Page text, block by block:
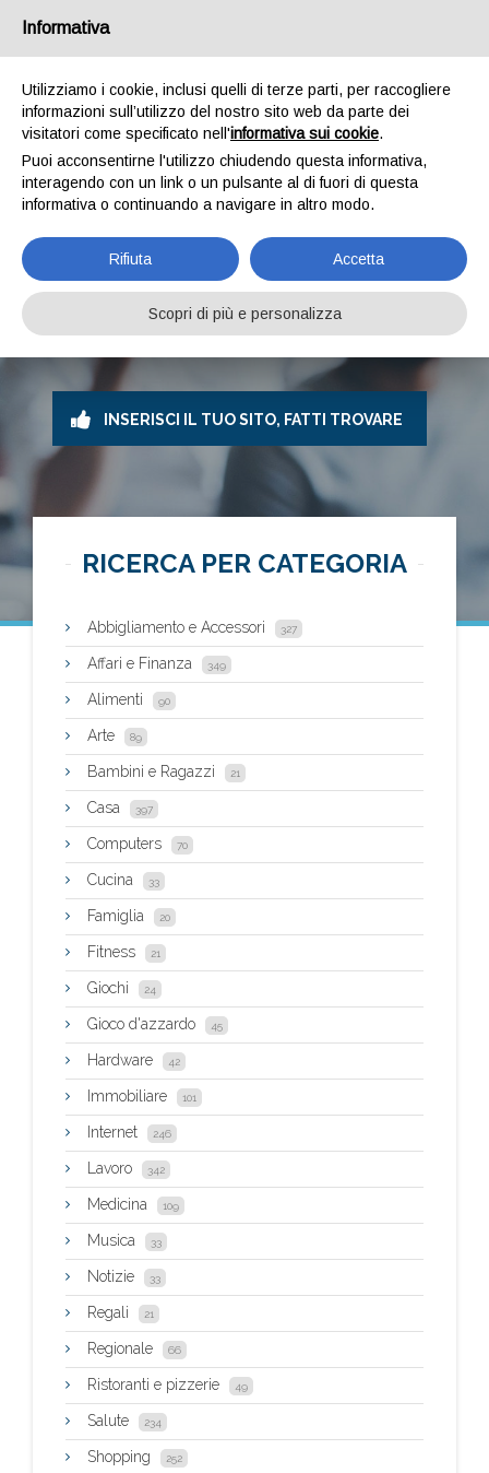
AZIENDE GRATIS
Inserisci il tuo sito web e aumenta la popolarità sui
motori di ricerca!Questa directory permette i visitatori
di trovare e raggiungere gratuitamente le migliori
INSERISCI IL TUO SITO, FATTI TROVARE
RICERCA PER CATEGORIA
Abbigliamento e Accessori 327
Affari e Finanza 349
Alimenti 90
Arte 89
Bambini e Ragazzi 21
Casa 397
Computers 70
Cucina 33
Famiglia 20
Fitness 21
Giochi 24
Gioco d'azzardo 45
Hardware 42
Immobiliare 101
Internet 246
Lavoro 342
Medicina 109
Musica 33
Notizie 33
Regali 21
Regionale 66
Ristoranti e pizzerie 49
Salute 234
Shopping 252
Informativa
Utilizziamo i cookie, inclusi quelli di terze parti, per raccogliere
informazioni sull’utilizzo del nostro sito web da parte dei
visitatori come specificato nell'informativa sui cookie.
Puoi acconsentirne l'utilizzo chiudendo questa informativa,
interagendo con un link o un pulsante al di fuori di questa
informativa o continuando a navigare in altro modo.
Rifiuta Accetta
Scopri di più e personalizza